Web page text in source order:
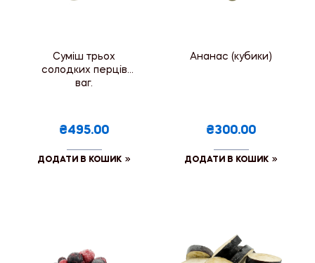
Суміш трьох
солодких перців
ваг.
₴495.00
ДОДАТИ В КОШИК
Ананас (кубики)
₴300.00
ДОДАТИ В КОШИК